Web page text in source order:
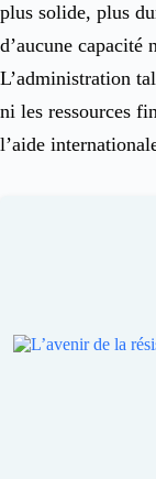
plus solide, plus
d’aucune capacité
L’administration
ni les ressources
l’aide